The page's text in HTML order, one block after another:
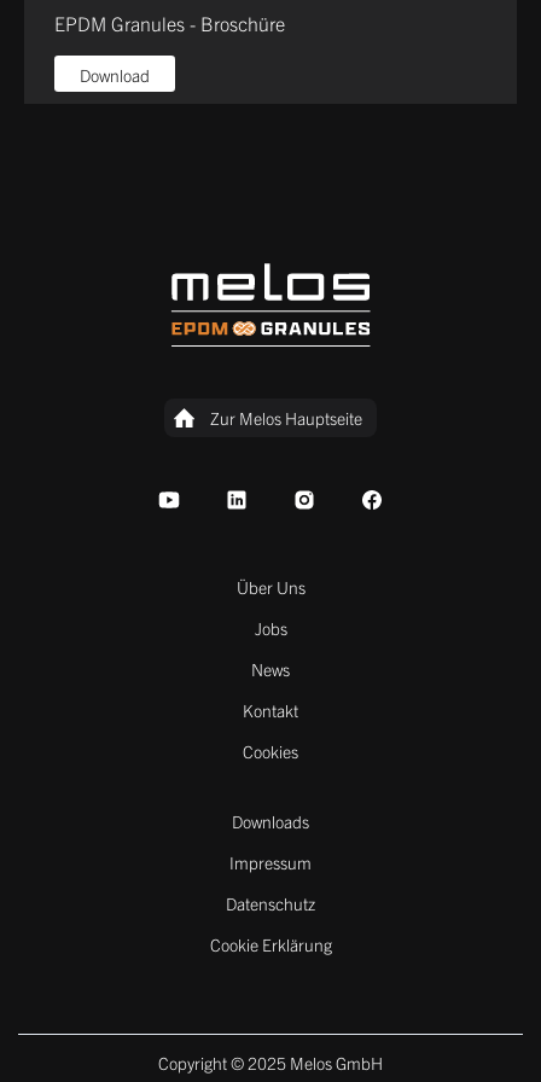
EPDM Granules - Broschüre
Download
Zur Melos Hauptseite
Über Uns
Jobs
News
Kontakt
Cookies
Downloads
Impressum
Datenschutz
Cookie Erklärung
Copyright © 2025 Melos GmbH